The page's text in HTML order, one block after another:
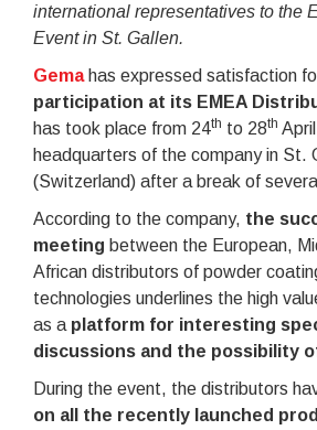
international representatives to the
Event in St. Gallen.
Gemahas expressed satisfaction
participation at its EMEA
has took place from 24th to 28th
headquarters of the company in St.
(Switzerland) after a break of
According to the company, the
meeting between the European,
African distributors of powder
technologies underlines the high
as a platform for interesting
discussions and the possibility
During the event, the distributors
on all the recently launched